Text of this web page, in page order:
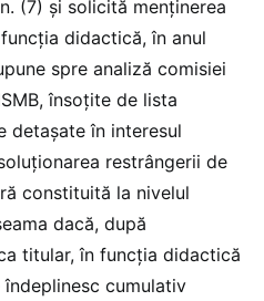
(7) şi solicită menţinerea
didactică, în anul
spre analiză comisiei
însoţite de lista
detaşate în interesul
restrângerii de
constituită la nivelul
dacă, după
titular, în funcţia didactică
cumulativ